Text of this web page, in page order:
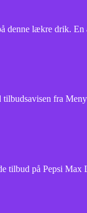
denne lækre drik. En
fra
tilbud på Pepsi Max